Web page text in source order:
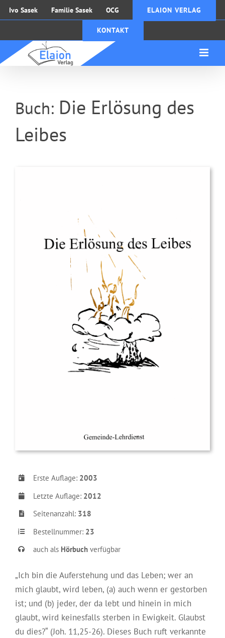
Zum
Inhalt
Ivo Sasek Familie Sasek OCG ELAION VERLAG
KONTAKT
Buch: Die Erlösung des
Leibes
Erste Auflage: 2003
Letzte Auflage: 2012
Seitenanzahl: 318
Bestellnummer: 23
auch als Hörbuch verfügbar
„Ich bin die Auferstehung und das Leben; wer an
mich glaubt, wird leben, (a) auch wenn er gestorben
ist; und (b) jeder, der da lebt und hinein in mich
glaubt, wird keinesfalls sterben in Ewigkeit. Glaubst
du dies?“ (Joh. 11,25-26). Dieses Buch ruft verkannte